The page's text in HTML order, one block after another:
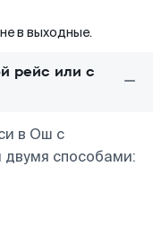
в выходные.
рейс или с
в Ош с
двумя способами: